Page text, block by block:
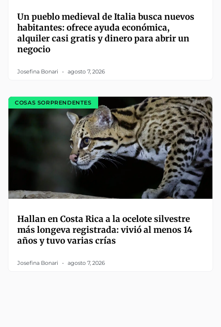
Un pueblo medieval de Italia busca nuevos
habitantes: ofrece ayuda económica,
alquiler casi gratis y dinero para abrir un
negocio
Josefina Bonari agosto 7, 2026
COSAS SORPRENDENTES
Hallan en Costa Rica a la ocelote silvestre
más longeva registrada: vivió al menos 14
años y tuvo varias crías
Josefina Bonari agosto 7, 2026